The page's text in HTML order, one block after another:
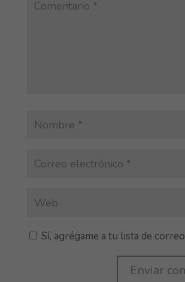
Sí, agrégame a tu lista de correo